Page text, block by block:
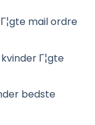
mail ordre
Г¦gte
bedste